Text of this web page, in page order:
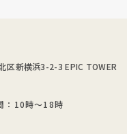
区新横浜3-2-3 EPIC TOWER
：10時～18時